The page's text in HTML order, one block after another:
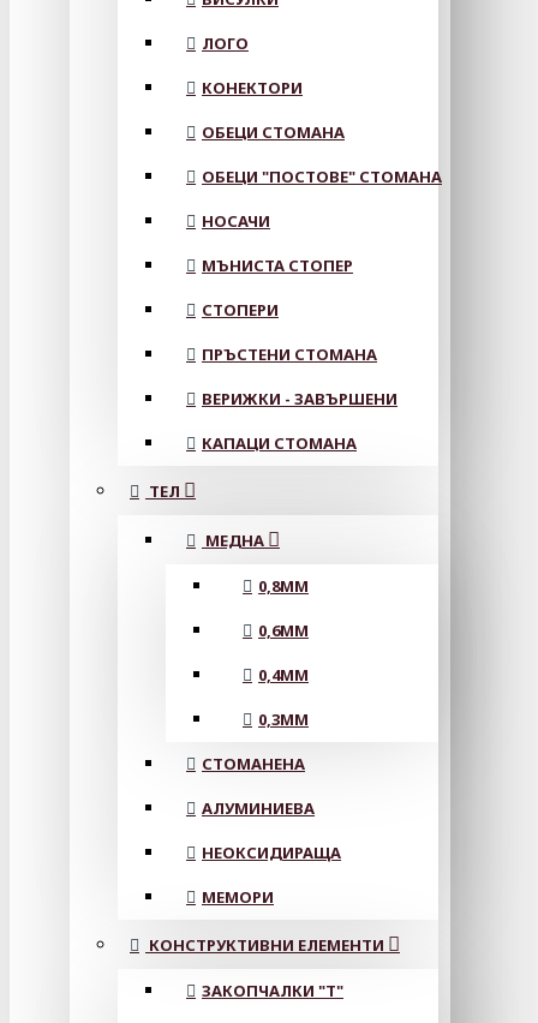
ЛОГО
КОНЕКТОРИ
ОБЕЦИ СТОМАНА
ОБЕЦИ "ПОСТОВЕ" СТОМАНА
НОСАЧИ
МЪНИСТА СТОПЕР
СТОПЕРИ
ПРЪСТЕНИ СТОМАНА
ВЕРИЖКИ - ЗАВЪРШЕНИ
КАПАЦИ СТОМАНА
ТЕЛ
МЕДНА
0,8MM
0,6MM
0,4MM
0,3MM
СТОМАНЕНА
АЛУМИНИЕВА
НЕОКСИДИРАЩА
МЕМОРИ
КОНСТРУКТИВНИ ЕЛЕМЕНТИ
ЗАКОПЧАЛКИ "Т"